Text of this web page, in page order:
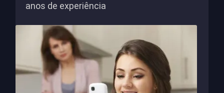
anos de experiência